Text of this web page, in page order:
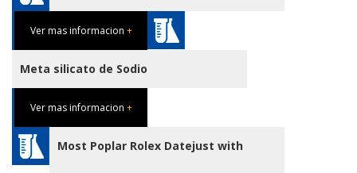
Ver mas informacion +
Meta silicato de Sodio
Ver mas informacion +
Most Poplar Rolex Datejust with